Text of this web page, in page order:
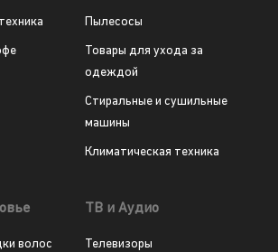
Пылесосы
Товары для ухода за
одеждой
Стиральные и сушильные
машины
Климатическая техника
волос
ТВ и Аудио
Телевизоры